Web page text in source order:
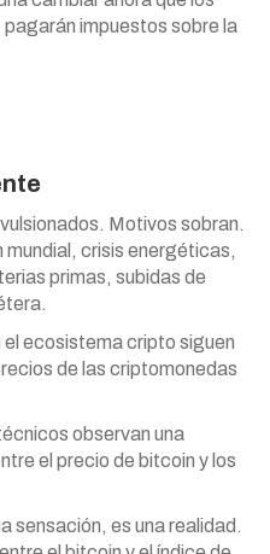
impuestos sobre la
Motivos sobran.
crisis energéticas,
primas, subidas de
el ecosistema cripto siguen
de las criptomonedas
observan una
el precio de bitcoin y los
sensación, es una realidad.